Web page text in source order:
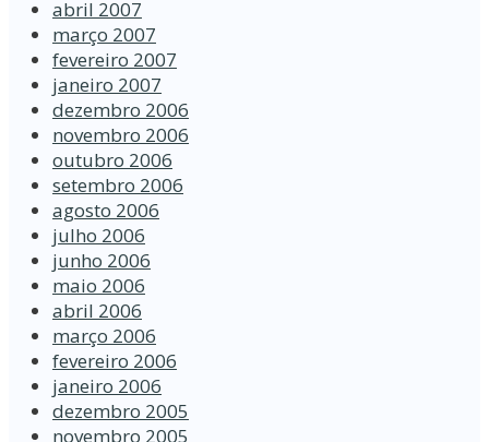
abril 2007
março 2007
fevereiro 2007
janeiro 2007
dezembro 2006
novembro 2006
outubro 2006
setembro 2006
agosto 2006
julho 2006
junho 2006
maio 2006
abril 2006
março 2006
fevereiro 2006
janeiro 2006
dezembro 2005
novembro 2005